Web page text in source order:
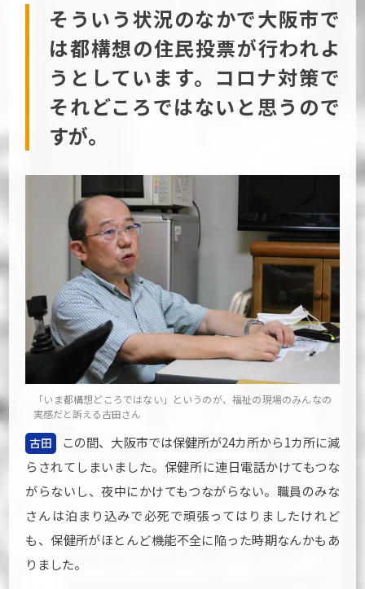
そういう状況のなかで大阪市で
は都構想の住民投票が行われよ
うとしています。コロナ対策で
それどころではないと思うので
すが。
「いま都構想どころではない」というのが、福祉の現場のみんなの
実感だと訴える古田さん
古田
この間、大阪市では保健所が24カ所から1カ所に減
らされてしまいました。保健所に連日電話かけてもつな
がらないし、夜中にかけてもつながらない。職員のみな
さんは泊まり込みで必死で頑張ってはりましたけれど
も、保健所がほとんど機能不全に陥った時期なんかもあ
りました。